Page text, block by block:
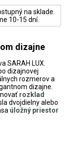
na sklade.
10-15 dní.
dizajne
SARAH LUX.
dizajnovej
rozmerov a
dizajne.
rozklad
dvojdielny alebo
úložný priestor